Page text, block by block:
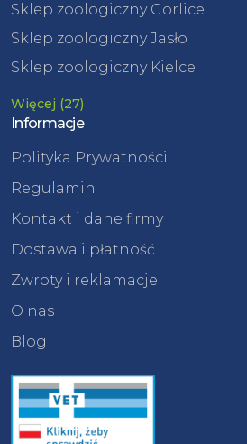
Sklep zoologiczny Gorlice
Sklep zoologiczny Jasło
Sklep zoologiczny Kielce
Więcej (27)
Informacje
Polityka Prywatności
Regulamin
Kontakt i dane firmy
Dostawa i płatność
Zwroty i reklamacje
O nas
Blog